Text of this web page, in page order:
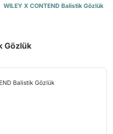
WILEY X CONTEND Balistik Gözlük
Gözlük